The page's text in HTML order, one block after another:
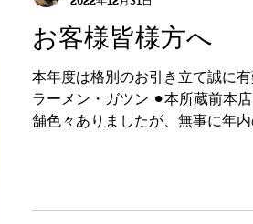
お客様皆様方へ
本年度は格別のお引き立て誠に
ラーメン・ガツン ⚫︎本所蔵前本
舗色々ありましたが、無事に年